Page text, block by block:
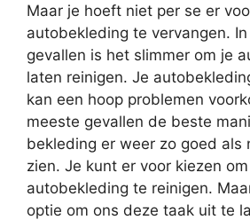
Maar je hoeft niet per se er
autobekleding te vervangen.
gevallen is het slimmer om je
laten reinigen. Je
kan een hoop problemen
meeste gevallen de beste
bekleding er weer zo goed als
zien. Je kunt er voor kiezen
autobekleding te reinigen.
optie om ons deze taak uit te